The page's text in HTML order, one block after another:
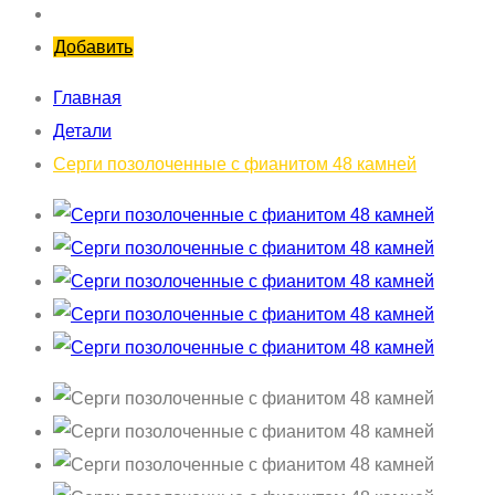
Добавить
Главная
Детали
Серги позолоченные с фианитом 48 камней